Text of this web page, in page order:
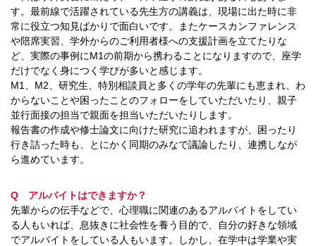
す。最前線で活躍されている先生方の講義は、現場に出た時に非
常に役立つ知見ばかりで面白いです。またケースカンファレンス
や陪席実習、学外からのご利用者様への支援計画を立てたりな
ど、実際の事例にM1の前期から携わることになりますので、座学
だけでなく身につく学びが多いと感じます。
M1、M2、研究生、特別相談員と多くの学年の先輩にも恵まれ、わ
からないことや困ったことのフォローをしていただいたり、親子
並行面接の担当で親面を担当いただいたりします。
報告書の作成や修士論文に向けた研究に追われますが、困ったり
行き詰った時も、とにかく同期のみなで議論したり、連携しなが
ら進めています。
Q アルバイトはできますか？
先輩からの伝手などで、心理職に関連のあるアルバイトをしてい
る人もいれば、息抜きに社会性を養う目的で、自分の好きな領域
でアルバイトをしている人もいます。しかし、在学中は学業や実